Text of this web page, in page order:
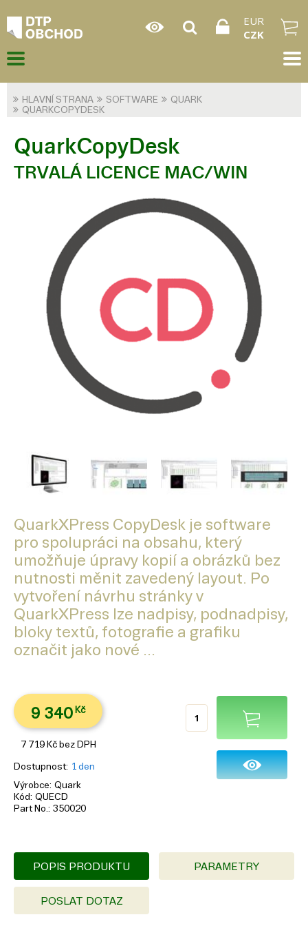
EUR
CZK
HLAVNÍ STRANA SOFTWARE
QUARK
QUARKCOPYDESK
QuarkCopyDesk
TRVALÁ LICENCE MAC/WIN
QuarkXPress CopyDesk je software
pro spolupráci na obsahu, který
umožňuje úpravy kopií a obrázků bez
nutnosti měnit zavedený layout. Po
vytvoření návrhu stránky v
QuarkXPress lze nadpisy, podnadpisy,
bloky textů, fotografie a grafiku
označit jako nové ...
9 340 Kč
7 719 Kč bez DPH
Dostupnost 1 den
Výrobce Quark
Kód QUECD
Part No. 350020
POPIS PRODUKTU PARAMETRY
POSLAT DOTAZ